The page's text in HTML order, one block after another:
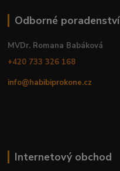
Odborné poradenství
MVDr. Romana Babáková
+420 733 326 168
info@habibiprokone.cz
Internetový obchod